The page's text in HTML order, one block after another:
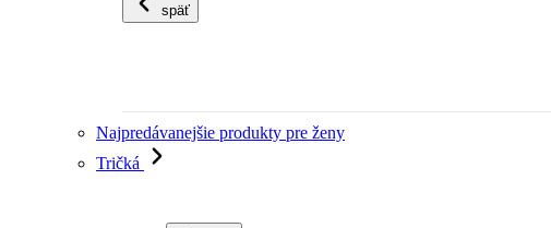
späť
Najpredávanejšie produkty pre ženy
Tričká